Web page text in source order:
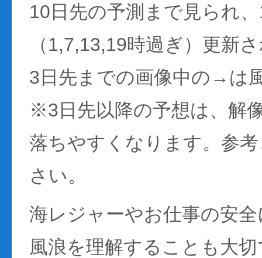
10日先の予測まで見られ
（1,7,13,19時過ぎ）更新
3日先までの画像中の→は
※3日先以降の予想は、解
落ちやすくなります。参
さい。
海レジャーやお仕事の安
風浪を理解することも大